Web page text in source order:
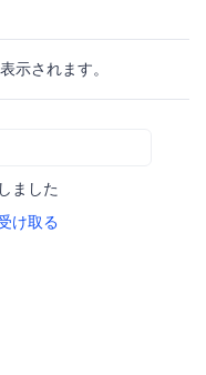
示されます。
ました
け取る